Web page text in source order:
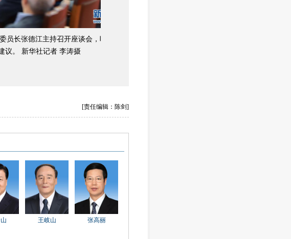
部分在京全国人大代表对全
[责任编辑：陈剑]
王岐山 张高丽